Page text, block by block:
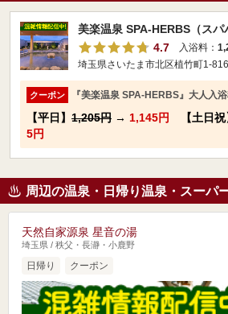
美楽温泉 SPA-HERBS（スパ
4.7
入浴料：
埼玉県さいたま市北区植竹町1-
クーポン 『美楽温泉 SPA-HERBS』大人入
【平日】 1,205円 → 1,145円 【土日祝
5円
周辺の温泉・日帰り温泉・スーパ
天然自家源泉 星音の湯
埼玉県 / 秩父・長瀞・小鹿野
日帰り クーポン